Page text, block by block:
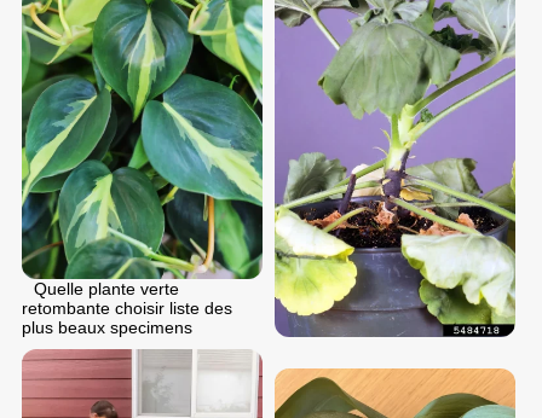
Quelle plante verte
retombante choisir liste des
plus beaux specimens